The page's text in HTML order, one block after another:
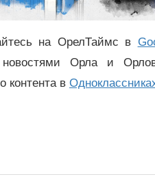
на ОрелТаймс в
новостями Орла и
контента в